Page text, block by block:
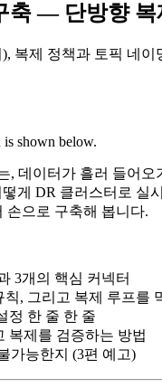
— 단방향 복
복제 정책과 토픽 네
is shown below.
데이터가 흘러 들어
게 DR 클러스터로 실
손으로 구축해 봅니다.
3개의 핵심 커넥터
, 그리고 복제 루프를
정 한 줄 한 줄
복제를 검증하는 방법
가능한지 (3편 예고)